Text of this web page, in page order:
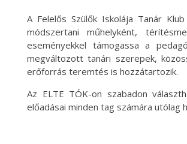
A Felelős Szülők Iskolája Tanár
módszertani műhelyként,
eseményekkel támogassa a
megváltozott tanári szerepek,
erőforrás teremtés is hozzátartozik.
Az ELTE TÓK-on szabadon
előadásai minden tag számára utólag